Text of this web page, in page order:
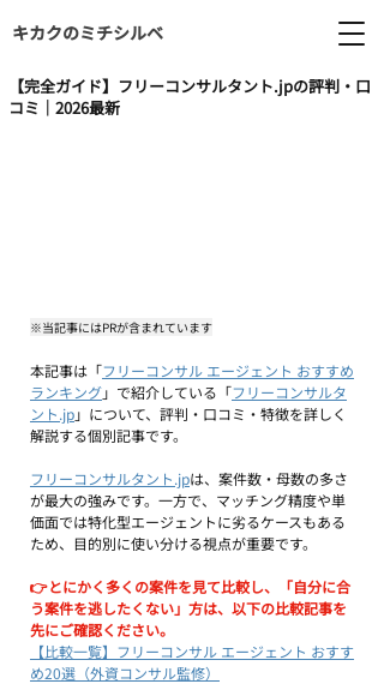
キカクのミチシルベ
【完全ガイド】フリーコンサルタント.jpの評判・口
コミ｜2026最新
※当記事にはPRが含まれています
本記事は「フリーコンサル エージェント おすすめ
ランキング」で紹介している「フリーコンサルタ
ント.jp」について、評判・口コミ・特徴を詳しく
解説する個別記事です。
フリーコンサルタント.jpは、案件数・母数の多さ
が最大の強みです。一方で、マッチング精度や単
価面では特化型エージェントに劣るケースもある
ため、目的別に使い分ける視点が重要です。
👉とにかく多くの案件を見て比較し、「自分に合
う案件を逃したくない」方は、以下の比較記事を
先にご確認ください。
【比較一覧】フリーコンサル エージェント おすす
め20選（外資コンサル監修）